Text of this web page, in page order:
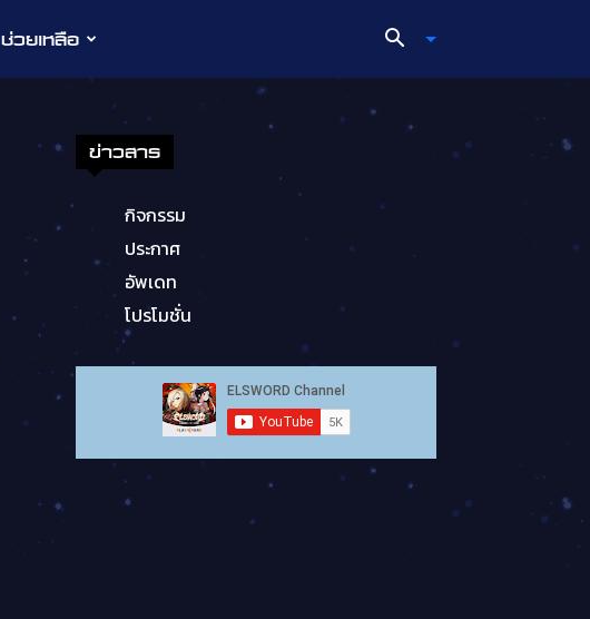
ช่วยเหลือ
ข่าวสาร
กิจกรรม
ประกาศ
อัพเดท
โปรโมชั่น